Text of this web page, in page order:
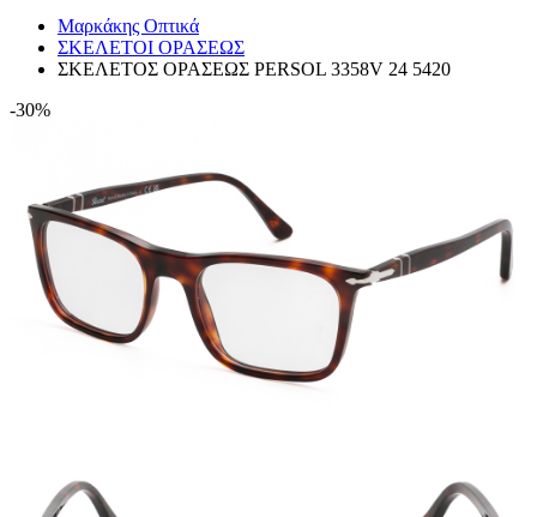
Μαρκάκης Οπτικά
ΣΚΕΛΕΤΟΙ ΟΡΑΣΕΩΣ
ΣΚΕΛΕΤΟΣ ΟΡΑΣΕΩΣ PERSOL 3358V 24 5420
-30%